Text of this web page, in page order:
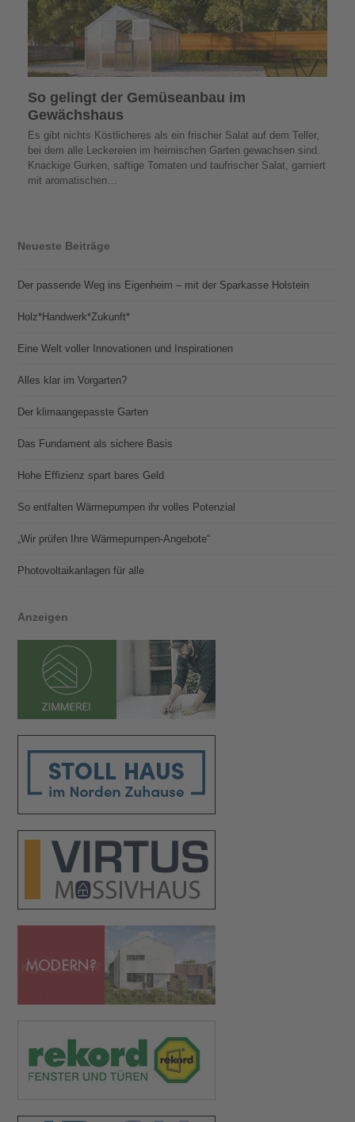
So gelingt der Gemüseanbau im
Gewächshaus
Es gibt nichts Köstlicheres als ein frischer Salat auf dem Teller,
bei dem alle Leckereien im heimischen Garten gewachsen sind.
Knackige Gurken, saftige Tomaten und taufrischer Salat, garniert
mit aromatischen…
Neueste Beiträge
Der passende Weg ins Eigenheim – mit der Sparkasse Holstein
Holz*Handwerk*Zukunft*
Eine Welt voller Innovationen und Inspirationen
Alles klar im Vorgarten?
Der klimaangepasste Garten
Das Fundament als sichere Basis
Hohe Effizienz spart bares Geld
So entfalten Wärmepumpen ihr volles Potenzial
„Wir prüfen Ihre Wärmepumpen-Angebote“
Photovoltaik­­anlagen für alle
Anzeigen